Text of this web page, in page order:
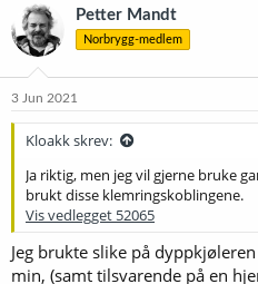
Petter Mandt
Norbrygg-medlem
3 Jun 2021
Kloakk skrev:
Ja riktig, men jeg vil gjerne bruke
brukt disse klemringskoblingene.
Vis vedlegget 52065
Jeg brukte slike på
min, (samt tilsvarende på en